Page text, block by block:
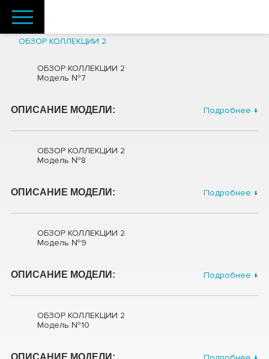
ОБЗОР КОЛЛЕКЦИИ 2
ОБЗОР КОЛЛЕКЦИИ 2
Модель №7
ОПИСАНИЕ МОДЕЛИ: Подробнее ↓
ОБЗОР КОЛЛЕКЦИИ 2
Модель №8
ОПИСАНИЕ МОДЕЛИ: Подробнее ↓
ОБЗОР КОЛЛЕКЦИИ 2
Модель №9
ОПИСАНИЕ МОДЕЛИ: Подробнее ↓
ОБЗОР КОЛЛЕКЦИИ 2
Модель №10
ОПИСАНИЕ МОДЕЛИ: